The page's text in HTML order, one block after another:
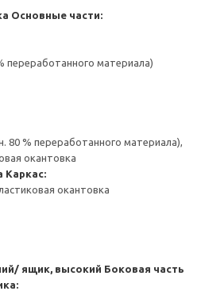
Основные части:
переработанного материала)
80 % переработанного материала),
окантовка
Каркас:
окантовка
ящик, высокий Боковая часть